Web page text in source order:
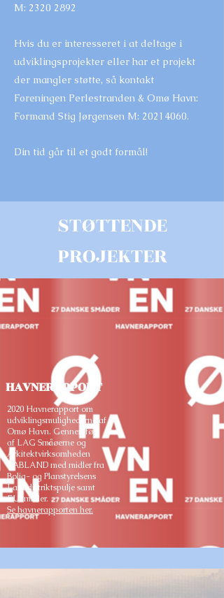
M: 2320 2892
Hvis du er interesseret i at deltage i
udviklingsprojekter eller har et projekt
der mangler støtte, så kontakt
Foreningen Perlestranden & Omø Havn:
Formand Stig Jørgensen M: 20214060.
Din tid går til et godt formål!
STØTTENDE
PROJEKTER
HAVNERAPPORT
2020 Havnerapport om
udviklingsmulighederne af
Omø Havn. Gennemført
af LAG Småøerne og
Arkitektvirksomheden
LABLAND med midler fra
Bolig- og Planstyrelsens
Landdistriktspulje samt
EU-midler.
Se havnerapporten her.